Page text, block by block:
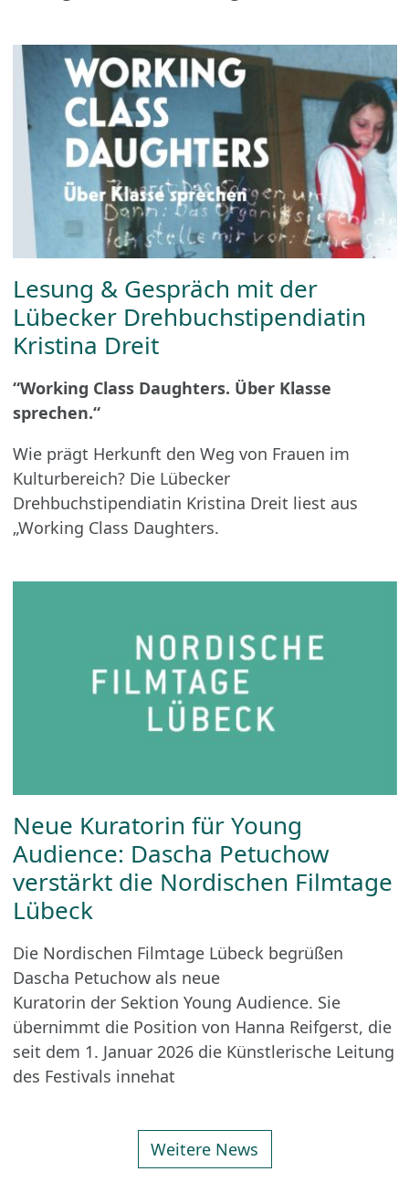
Lesung & Gespräch mit der
Lübecker Drehbuchstipendiatin
Kristina Dreit
“Working Class Daughters. Über Klasse
sprechen.“
Wie prägt Herkunft den Weg von Frauen im
Kulturbereich? Die Lübecker
Drehbuchstipendiatin Kristina Dreit liest aus
„Working Class Daughters.
Neue Kuratorin für Young
Audience: Dascha Petuchow
verstärkt die Nordischen Filmtage
Lübeck
Die Nordischen Filmtage Lübeck begrüßen
Dascha Petuchow als neue
Kuratorin der Sektion Young Audience. Sie
übernimmt die Position von Hanna Reifgerst, die
seit dem 1. Januar 2026 die Künstlerische Leitung
des Festivals innehat
Weitere News